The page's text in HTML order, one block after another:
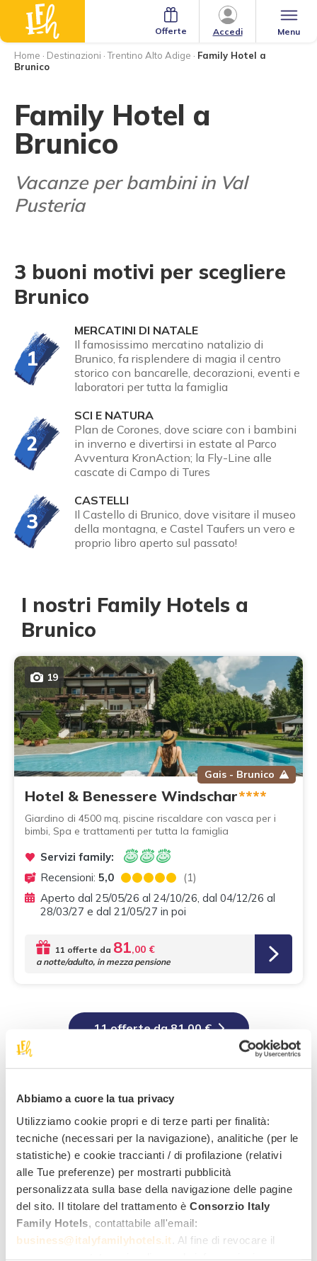
Abbiamo a cuore la tua privacy
Utilizziamo cookie propri e di terze parti per finalità:
tecniche (necessari per la navigazione), analitiche (per le
statistiche) e cookie traccianti / di profilazione (relativi
alle Tue preferenze) per mostrarti pubblicità
personalizzata sulla base della navigazione delle pagine
del sito. Il titolare del trattamento è Consorzio Italy
Family Hotels , contattabile all'email:
business@italyfamilyhotels.it . Al fine di revocare il
Menu
Accedi
Offerte
Home · Destinazioni ·Trentino Alto Adige · Family Hotel a
Brunico
Family Hotel a
Brunico
Vacanze per bambini in Val
Pusteria
3 buoni motivi per scegliere
Brunico
1
MERCATINI DI NATALE
Il famosissimo mercatino natalizio di
Brunico, fa risplendere di magia il centro
storico con bancarelle, decorazioni, eventi e
laboratori per tutta la famiglia
2
SCI E NATURA
Plan de Corones, dove sciare con i bambini
in inverno e divertirsi in estate al Parco
Avventura KronAction; la Fly-Line alle
cascate di Campo di Tures
3
CASTELLI
Il Castello di Brunico, dove visitare il museo
della montagna, e Castel Taufers un vero e
proprio libro aperto sul passato!
I nostri Family Hotels a
Brunico
Gais - Brunico
19
Hotel & Benessere Windschar****
Giardino di 4500 mq, piscine riscaldare con vasca per i
bimbi, Spa e trattamenti per tutta la famiglia
Servizi family:
Recensioni: 5,0
(1)
Aperto dal 25/05/26 al 24/10/26, dal 04/12/26 al
28/03/27 e dal 21/05/27 in poi
11 offerte da 81,00 €
a notte/adulto, in mezza pensione
11 offerte da 81,00 €
Alla scoperta di Brunico